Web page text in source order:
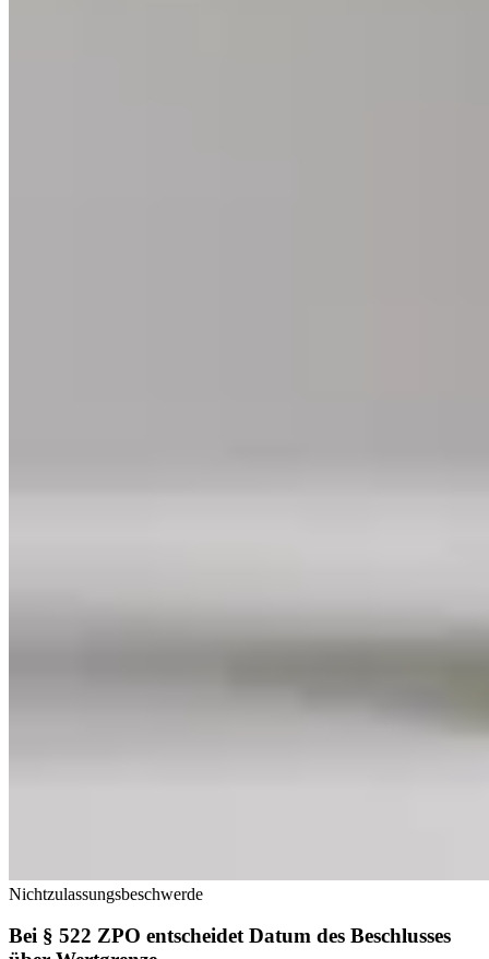
Nichtzulassungsbeschwerde
Bei § 522 ZPO entscheidet Datum des Beschlusses